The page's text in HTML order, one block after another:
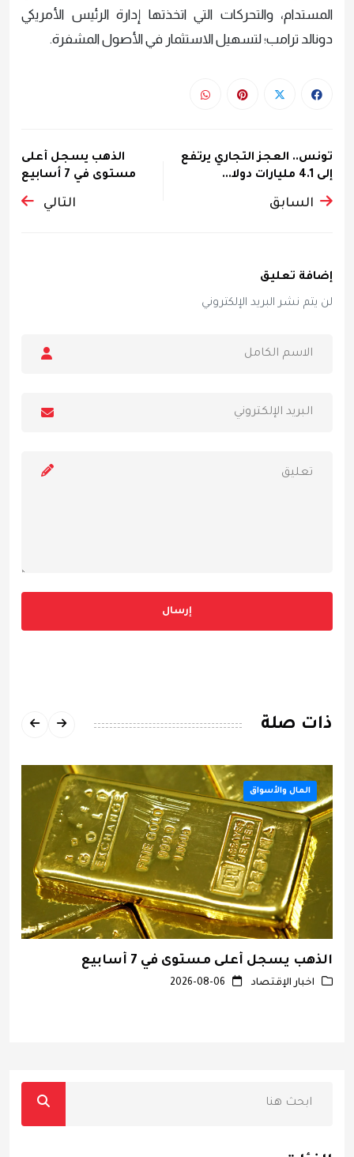
المستدام، والتحركات التي اتخذتها إدارة الرئيس الأمريكي
دونالد ترامب؛ لتسهيل الاستثمار في الأصول المشفرة.
تونس.. العجز التجاري يرتفع
إلى 4.1 مليارات دولا...
السابق
الذهب يسجل أعلى
مستوى في 7 أسابيع
التالي
إضافة تعليق
لن يتم نشر البريد الإلكتروني
إرسال
ذات صلة
المال والأسواق
الذهب يسجل أعلى مستوى في 7 أسابيع
اخبار الإقتصاد